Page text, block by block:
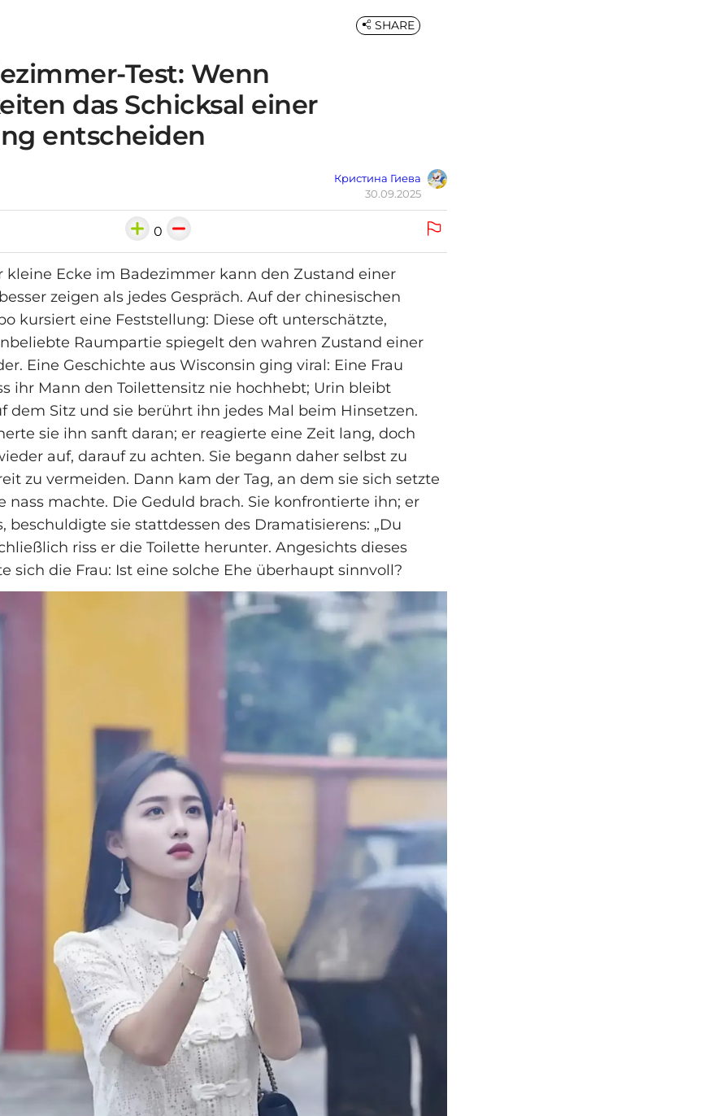
Test: Wenn
das Schicksal einer
entscheiden
Кристина Гиева
30.09.2025
SHARE
0
kleine Ecke im Badezimmer kann den Zustand einer
zeigen als jedes Gespräch. Auf der chinesischen
kursiert eine Feststellung: Diese oft unterschätzte,
Raumpartie spiegelt den wahren Zustand einer
Eine Geschichte aus Wisconsin ging viral: Eine Frau
ihr Mann den Toilettensitz nie hochhebt; Urin bleibt
dem Sitz und sie berührt ihn jedes Mal beim Hinsetzen.
sie ihn sanft daran; er reagierte eine Zeit lang, doch
auf, darauf zu achten. Sie begann daher selbst zu
zu vermeiden. Dann kam der Tag, an dem sie sich setzte
nass machte. Die Geduld brach. Sie konfrontierte ihn; er
beschuldigte sie stattdessen des Dramatisierens: „Du
riss er die Toilette herunter. Angesichts dieses
sich die Frau: Ist eine solche Ehe überhaupt sinnvoll?